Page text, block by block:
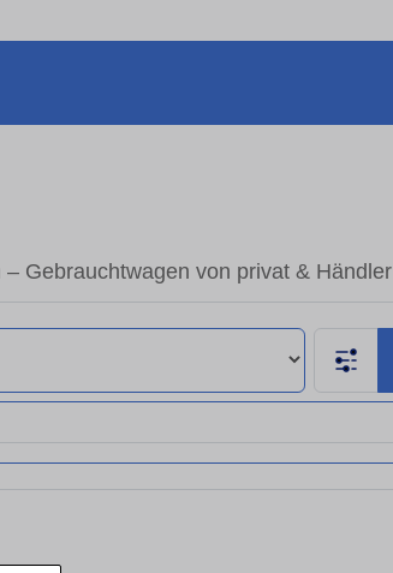
Gebrauchtwagen von privat & Händler